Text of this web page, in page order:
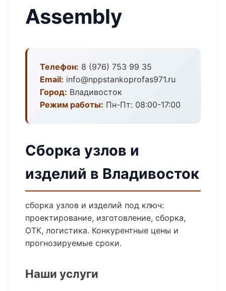
Assembly
Телефон: 8 (976) 753 99 35
Email: info@nppstankoprofas971.ru
Город: Владивосток
Режим работы: Пн-Пт: 08:00-17:00
Сборка узлов и
изделий в Владивосток
сборка узлов и изделий под ключ:
проектирование, изготовление, сборка,
ОТК, логистика. Конкурентные цены и
прогнозируемые сроки.
Наши услуги